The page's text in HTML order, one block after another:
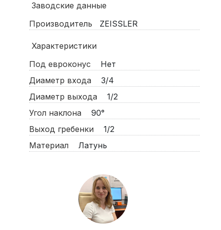
Заводские данные
Производитель
ZEISSLER
Характеристики
Под евроконус
Нет
Диаметр входа
3/4
Диаметр выхода
1/2
Угол наклона
90°
Выход гребенки
1/2
Материал
Латунь